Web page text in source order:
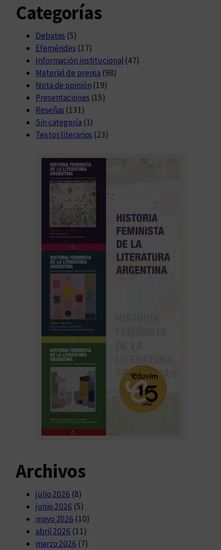
d
e
l
a
U
N
C
Categorías
Debates (5)
Efemérides (17)
Información institucional (47)
Material de prensa (98)
Nota de opinión (19)
Presentaciones (15)
Reseñas (131)
Sin categoría (1)
Textos literarios (23)
Archivos
julio 2026 (8)
junio 2026 (5)
mayo 2026 (10)
abril 2026 (11)
marzo 2026 (7)